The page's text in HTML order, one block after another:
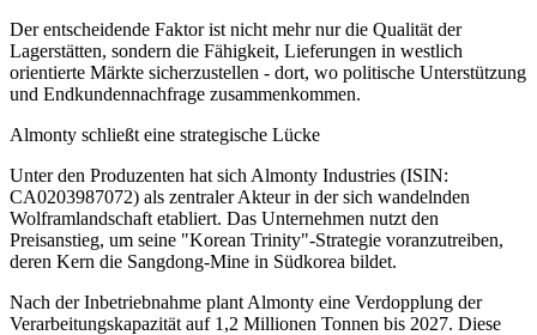
Der entscheidende Faktor ist nicht mehr nur die Qualität der
Lagerstätten, sondern die Fähigkeit, Lieferungen in westlich
orientierte Märkte sicherzustellen - dort, wo politische Unterstützung
und Endkundennachfrage zusammenkommen.
Almonty schließt eine strategische Lücke
Unter den Produzenten hat sich Almonty Industries (ISIN:
CA0203987072) als zentraler Akteur in der sich wandelnden
Wolframlandschaft etabliert. Das Unternehmen nutzt den
Preisanstieg, um seine "Korean Trinity"-Strategie voranzutreiben,
deren Kern die Sangdong-Mine in Südkorea bildet.
Nach der Inbetriebnahme plant Almonty eine Verdopplung der
Verarbeitungskapazität auf 1,2 Millionen Tonnen bis 2027. Diese